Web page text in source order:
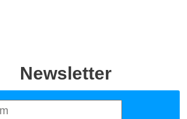
Newsletter